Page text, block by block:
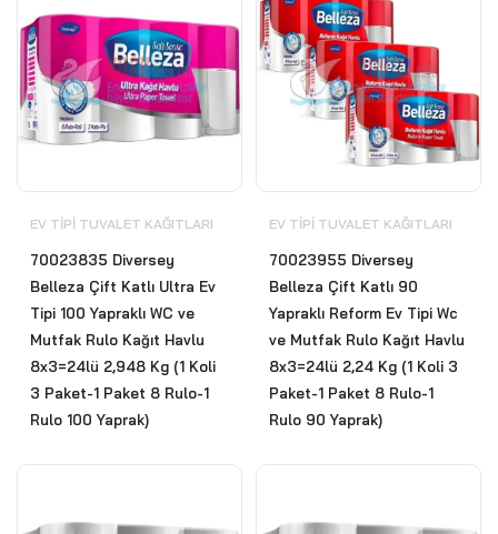
EV TIPI TUVALET KAĞITLARI
70023835 Diversey
Belleza Çift Katlı Ultra Ev
Tipi 100 Yapraklı WC ve
Mutfak Rulo Kağıt Havlu
8x3=24lü 2,948 Kg (1 Koli
3 Paket-1 Paket 8 Rulo-1
Rulo 100 Yaprak)
EV TIPI TUVALET KAĞITLARI
70023955 Diversey
Belleza Çift Katlı 90
Yapraklı Reform Ev Tipi Wc
ve Mutfak Rulo Kağıt Havlu
8x3=24lü 2,24 Kg (1 Koli 3
Paket-1 Paket 8 Rulo-1
Rulo 90 Yaprak)